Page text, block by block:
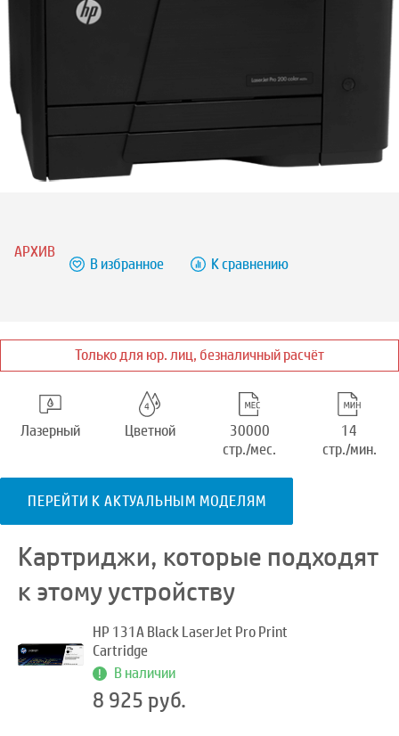
АРХИВ
В избранное К сравнению
Только для юр. лиц, безналичный расчёт
Лазерный Цветной
30000
стр./мес.
14
стр./мин.
ПЕРЕЙТИ К АКТУАЛЬНЫМ МОДЕЛЯМ
Картриджи, которые подходят
к этому устройству
HP 131A Black LaserJet Pro Print
Cartridge
В наличии
8 925 руб.